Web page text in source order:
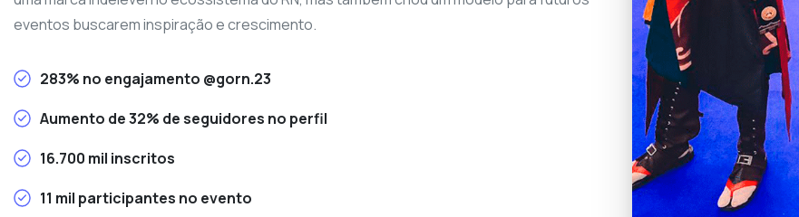
eventos buscarem inspiração e crescimento.
283% no engajamento @gorn.23
Aumento de 32% de seguidores no perfil
16.700 mil inscritos
11 mil participantes no evento